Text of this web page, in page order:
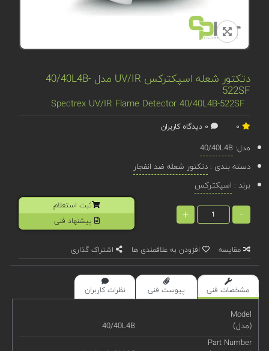
دتکتور شعله اسپکترکس UV/IR مدل 40/40L4B-
522SF
Spectrex UV/IR Flame Detector 40/40L4B-522SF
مدل:40/40L4B
دسته بندی :دتکتور شعله ضد انفجار
برند : اسپکترکس
-
+
ثبت استعلام
پیشنهاد فنی
مقایسه افزودن به علاقمندی ها اشتراک گذاری
مشخصات فنی پیوست فنی نظرات کاربران
Model
(مدل)
40/40L4B
Part Number